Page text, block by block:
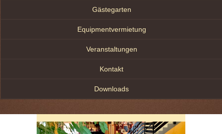
Gästegarten
Equipmentvermietung
Veranstaltungen
Kontakt
Downloads